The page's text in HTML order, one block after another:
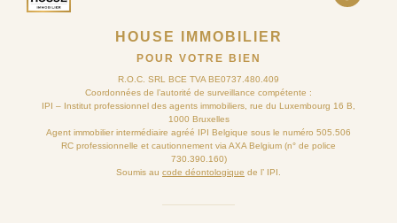
HOUSE IMMOBILIER
POUR VOTRE BIEN
R.O.C. SRL BCE TVA BE0737.480.409
Coordonnées de l’autorité de surveillance compétente :
IPI – Institut professionnel des agents immobiliers, rue du Luxembourg 16 B,
1000 Bruxelles
Agent immobilier intermédiaire agréé IPI Belgique sous le numéro 505.506
RC professionnelle et cautionnement via AXA Belgium (n° de police
730.390.160)
Soumis au code déontologique de l’ IPI.